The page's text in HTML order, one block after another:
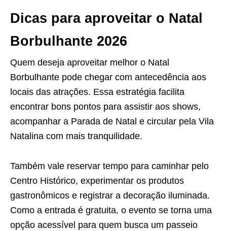
Dicas para aproveitar o Natal
Borbulhante 2026
Quem deseja aproveitar melhor o Natal
Borbulhante pode chegar com antecedência aos
locais das atrações. Essa estratégia facilita
encontrar bons pontos para assistir aos shows,
acompanhar a Parada de Natal e circular pela Vila
Natalina com mais tranquilidade.
Também vale reservar tempo para caminhar pelo
Centro Histórico, experimentar os produtos
gastronômicos e registrar a decoração iluminada.
Como a entrada é gratuita, o evento se torna uma
opção acessível para quem busca um passeio